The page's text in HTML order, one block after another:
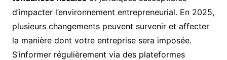
d’impacter l’environnement entrepreneurial. En 2025,
plusieurs changements peuvent survenir et affecter
la manière dont votre entreprise sera imposée.
S’informer régulièrement via des plateformes